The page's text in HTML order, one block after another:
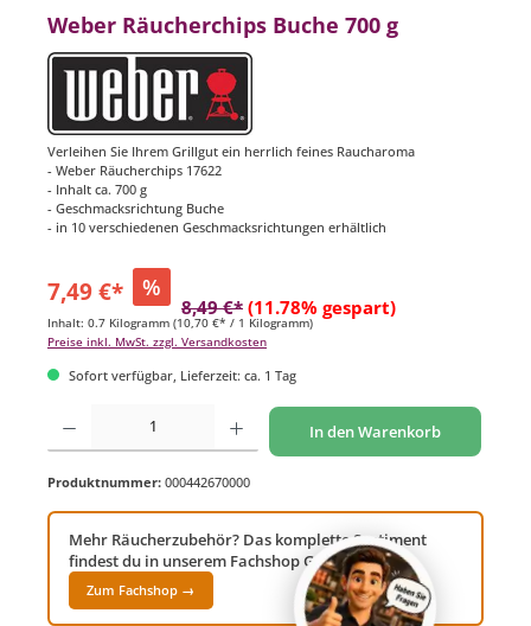
Weber Räucherchips Buche 700 g
Verleihen Sie Ihrem Grillgut ein herrlich feines Raucharoma
- Weber Räucherchips 17622
- Inhalt ca. 700 g
- Geschmacksrichtung Buche
- in 10 verschiedenen Geschmacksrichtungen erhältlich
7,49 €* %
8,49 €* (11.78% gespart)
Inhalt: 0.7 Kilogramm (10,70 €* / 1 Kilogramm)
Preise inkl. MwSt. zzgl. Versandkosten
Sofort verfügbar, Lieferzeit: ca. 1 Tag
Produkt Anzahl: Gib den gewünschten Wert ein oder benutze die Schaltflächen um
In den Warenkorb
Produktnummer: 000442670000
Mehr Räucherzubehör? Das komplette Sortiment
findest du in unserem Fachshop Grillwelt24!
Zum Fachshop →